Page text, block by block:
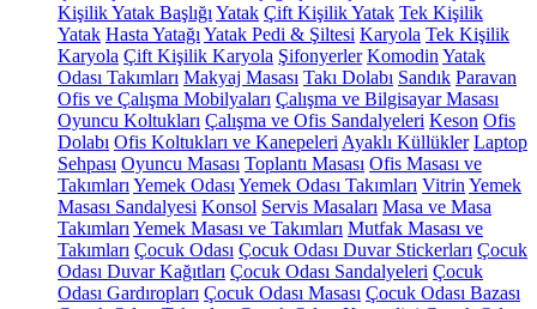
Kişilik Yatak Başlığı Yatak Çift Kişilik Yatak Tek Kişilik
Yatak Hasta Yatağı Yatak Pedi & Şiltesi Karyola Tek Kişilik
Karyola Çift Kişilik Karyola Şifonyerler Komodin Yatak
Odası Takımları Makyaj Masası Takı Dolabı Sandık Paravan
Ofis ve Çalışma Mobilyaları Çalışma ve Bilgisayar Masası
Oyuncu Koltukları Çalışma ve Ofis Sandalyeleri Keson Ofis
Dolabı Ofis Koltukları ve Kanepeleri Ayaklı Küllükler Laptop
Sehpası Oyuncu Masası Toplantı Masası Ofis Masası ve
Takımları Yemek Odası Yemek Odası Takımları Vitrin Yemek
Masası Sandalyesi Konsol Servis Masaları Masa ve Masa
Takımları Yemek Masası ve Takımları Mutfak Masası ve
Takımları Çocuk Odası Çocuk Odası Duvar Stickerları Çocuk
Odası Duvar Kağıtları Çocuk Odası Sandalyeleri Çocuk
Odası Gardıropları Çocuk Odası Masası Çocuk Odası Bazası